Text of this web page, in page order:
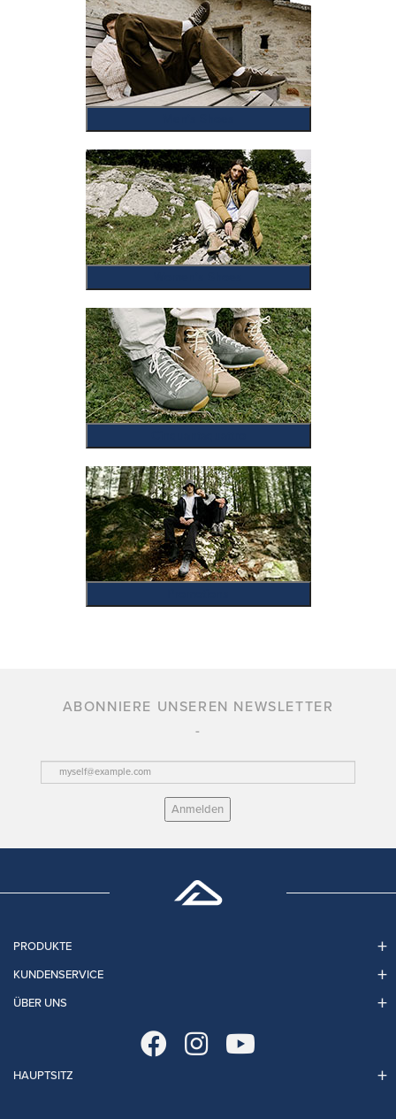
ABONNIERE UNSEREN NEWSLETTER
Anmelden
PRODUKTE
KUNDENSERVICE
ÜBER UNS
HAUPTSITZ